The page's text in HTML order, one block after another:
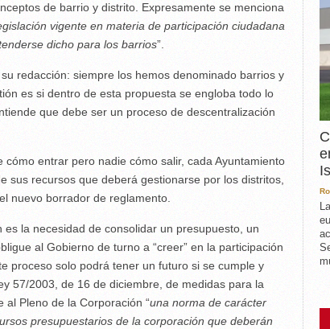
de barrio y distrito. Expresamente se menciona
vigente en materia de participación ciudadana
dicho para los barrios”.
redacción: siempre los hemos denominado barrios y
es si dentro de esta propuesta se engloba todo lo
que debe ser un proceso de descentralización
entrar pero nadie cómo salir, cada Ayuntamiento
sus recursos que deberá gestionarse por los distritos,
nuevo borrador de reglamento.
la necesidad de consolidar un presupuesto, un
al Gobierno de turno a “creer” en la participación
proceso solo podrá tener un futuro si se cumple y
57/2003, de 16 de diciembre, de medidas para la
al Pleno de la Corporación “una norma de carácter
presupuestarios de la corporación que deberán